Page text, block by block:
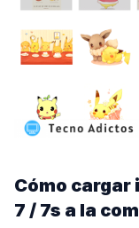
Cómo cargar
7 / 7s a la